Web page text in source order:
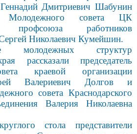
Геннадий Дмитриевич Шабунин
Молодежного совета ЦК
профсоюза работников
Николаевич Кумейшин.
структур
рассказали председатель
краевой организации
Валериевич Долгов и
совета Краснодарского
Валерия Николаевна
стола представители